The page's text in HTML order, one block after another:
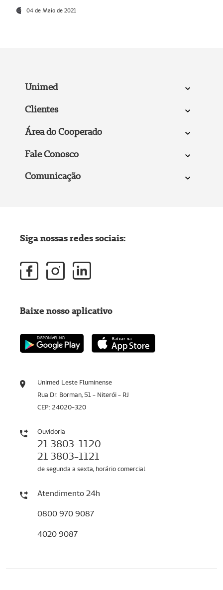
04 de Maio de 2021
Unimed
Clientes
Área do Cooperado
Fale Conosco
Comunicação
Unimed Leste Fluminense
Rua Dr. Borman, 51 - Niterói - RJ
CEP: 24020-320
Ouvidoria
21 3803-1120
21 3803-1121
de segunda a sexta, horário comercial
Atendimento 24h
0800 970 9087
4020 9087
Siga nossas redes sociais:
Baixe nosso aplicativo